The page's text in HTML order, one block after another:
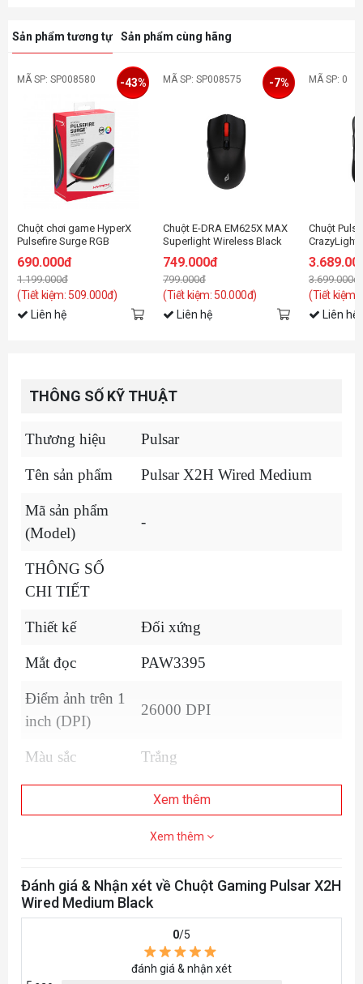
Sản phẩm tương tự Sản phẩm cùng hãng
MÃ SP: SP008580
Chuột chơi game HyperX
Pulsefire Surge RGB
690.000đ
1.199.000đ
(Tiết kiệm: 509.000đ)
-43%
Liên hệ
MÃ SP: SP008575
Chuột E-DRA EM625X MAX
Superlight Wireless Black
749.000đ
799.000đ
(Tiết kiệm: 50.000đ)
-7%
Liên hệ
MÃ SP: 0
Chuột
CrazyLight
3.699.000đ
(Tiết kiệm:
Liên hệ
THÔNG SỐ KỸ THUẬT
Thương hiệu Pulsar
Tên sản phẩm Pulsar X2H Wired Medium
Mã sản phẩm
(Model)
-
THÔNG SỐ
CHI TIẾT
Thiết kế Đối xứng
Mắt đọc PAW3395
Điểm ảnh trên 1
inch (DPI)
26000 DPI
Màu sắc Trắng
bấm
LED -
Kết nối Dây USB
Dây rời USB-C to A
Xem thêm
Xem thêm
Đánh giá & Nhận xét về Chuột Gaming Pulsar X2H
Wired Medium Black
0/5
đánh giá & nhận xét